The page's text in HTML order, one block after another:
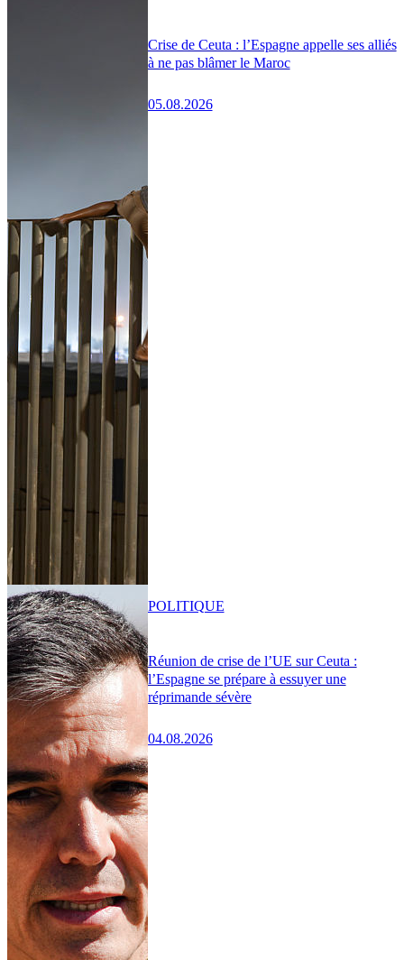
Crise de Ceuta : l’Espagne appelle ses alliés
à ne pas blâmer le Maroc
05.08.2026
Réunion de crise de l’UE sur Ceuta :
l’Espagne se prépare à essuyer une
réprimande sévère
04.08.2026
POLITIQUE